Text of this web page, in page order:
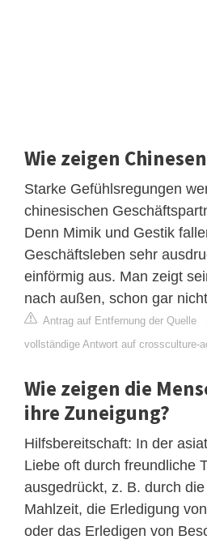
Wie zeigen
Starke Gefühlsregungen
chinesischen
Denn Mimik und Gestik
Geschäftsleben sehr
einförmig aus. Man zeigt
nach außen, schon gar
Antrag auf Entfernung der Quelle
vollständige Antwort auf crossculture-
Wie zeigen die
ihre Zuneigung?
Hilfsbereitschaft: In der
Liebe oft durch freundliche
ausgedrückt, z. B. durch
Mahlzeit, die Erledigung
oder das Erledigen von